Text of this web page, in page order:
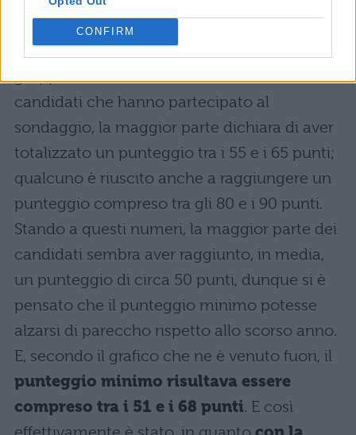
CONFIRM
notizie provenienti dai proprio atenei.
Secondo unsondaggio
gruppo Facebook Pro-Med, su 1456
candidati che hanno partecipato al
sondaggio, la maggior parte dichiara di aver
totalizzato un punteggio tra i 55 e i 65 punti;
qualcuno è riuscito anche a raggiungere un
punteggio compreso tra gli 80 e i 90 punti.
Stando a questi numeri, la maggior parte dei
candidati sembra aver raggiunto, in media,
un punteggio di circa 50 punti, dunque si è
pensato che il punteggio minimo potesse
alzarsi di pareccho rispetto allo scorso anno.
E, secondo il grafico che ne è venuto fuori, il
punteggio minimo risultava essere
compreso tra i 51 e i 68 punti. E così